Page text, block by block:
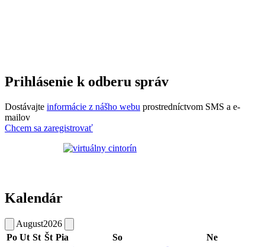
Prihlásenie k odberu správ
Dostávajte informácie z nášho webu prostredníctvom SMS a e-
mailov
Chcem sa zaregistrovať
Kalendár
August2026
Po Ut St Št Pia So Ne